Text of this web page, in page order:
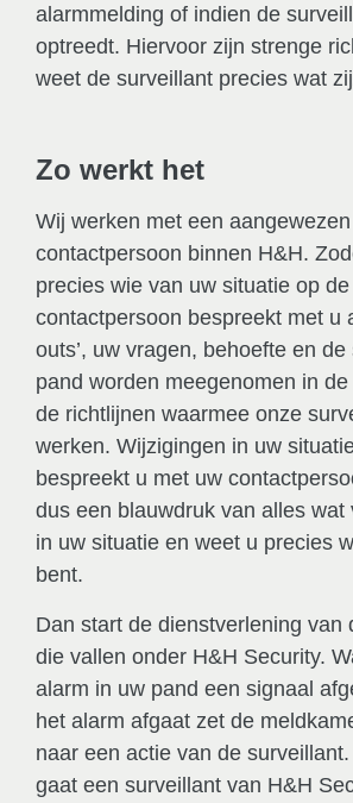
alarmmelding of indien de
optreedt. Hiervoor zijn strenge
weet de surveillant precies wat
Zo werkt het
Wij werken met een aangewezen
contactpersoon binnen H&H.
precies wie van uw situatie op
contactpersoon bespreekt met u
outs’, uw vragen, behoefte en
pand worden meegenomen in
de richtlijnen waarmee onze
werken. Wijzigingen in uw
bespreekt u met uw
dus een blauwdruk van alles wat
in uw situatie en weet u precies
bent.
Dan start de dienstverlening van
die vallen onder H&H Security.
alarm in uw pand een signaal
het alarm afgaat zet de
naar een actie van de
gaat een surveillant van H&H